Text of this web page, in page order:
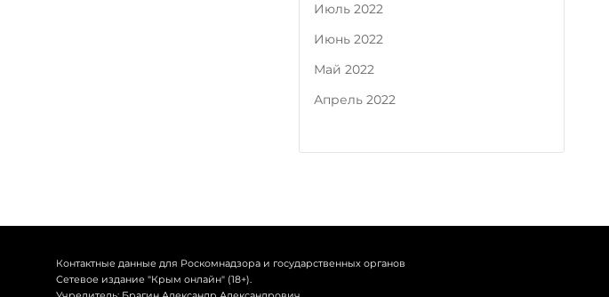
Июль 2022
Июнь 2022
Май 2022
Апрель 2022
Контактные данные для Роскомнадзора и государственных органов
Сетевое издание "Крым онлайн" (18+).